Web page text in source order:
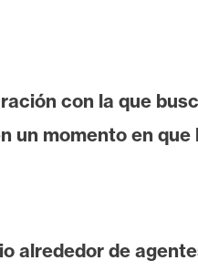
con la que
un momento en
alrededor de